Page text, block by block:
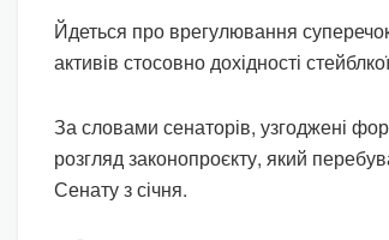
Йдеться про врегулювання
активів стосовно дохідності
За словами сенаторів, узгоджені
розгляд законопроєкту, який
Сенату з січня.